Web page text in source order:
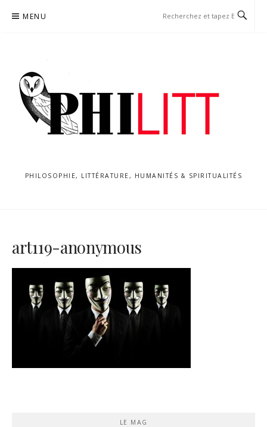
MENU
PHILOSOPHIE, LITTÉRATURE, HUMANITÉS & SPIRITUALITÉS
art119-anonymous
LE MAG